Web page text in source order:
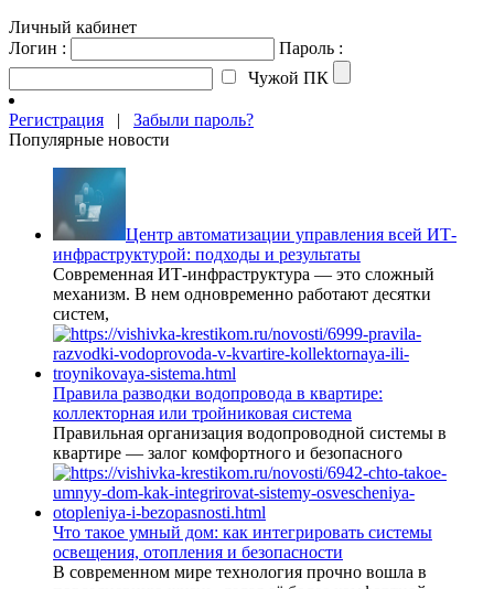
Личный кабинет
Логин :
Пароль :
Чужой ПК
Регистрация | Забыли пароль?
Популярные новости
Центр автоматизации управления всей ИТ-
инфраструктурой: подходы и результаты
Современная ИТ-инфраструктура — это сложный
механизм. В нем одновременно работают десятки
систем,
Правила разводки водопровода в квартире:
коллекторная или тройниковая система
Правильная организация водопроводной системы в
квартире — залог комфортного и безопасного
Что такое умный дом: как интегрировать системы
освещения, отопления и безопасности
В современном мире технология прочно вошла в